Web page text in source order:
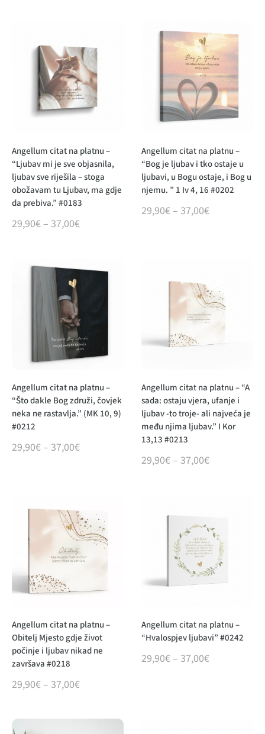
Angellum citat na platnu –
“Ljubav mi je sve objasnila,
ljubav sve riješila – stoga
obožavam tu Ljubav, ma gdje
da prebiva.” #0183
29,90€ – 37,00€
Angellum citat na platnu –
“Bog je ljubav i tko ostaje u
ljubavi, u Bogu ostaje, i Bog u
njemu. ” 1 Iv 4, 16 #0202
29,90€ – 37,00€
Angellum citat na platnu –
“Što dakle Bog združi, čovjek
neka ne rastavlja.” (MK 10, 9)
#0212
29,90€ – 37,00€
Angellum citat na platnu – “A
sada: ostaju vjera, ufanje i
ljubav -to troje- ali najveća je
među njima ljubav.” I Kor
13,13 #0213
29,90€ – 37,00€
Angellum citat na platnu –
Obitelj Mjesto gdje život
počinje i ljubav nikad ne
završava #0218
29,90€ – 37,00€
Angellum citat na platnu –
“Hvalospjev ljubavi” #0242
29,90€ – 37,00€